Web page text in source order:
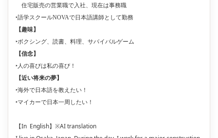
住宅販売の営業職で入社、現在は事務職
‣語学スクールNOVAで日本語講師として勤務
【趣味】
‣ボクシング、読書、料理、サバイバルゲーム
【信念】
‣人の喜びは私の喜び！
【近い将来の夢】
‣海外で日本語を教えたい！
‣マイカーで日本一周したい！
【In English】※AI translation